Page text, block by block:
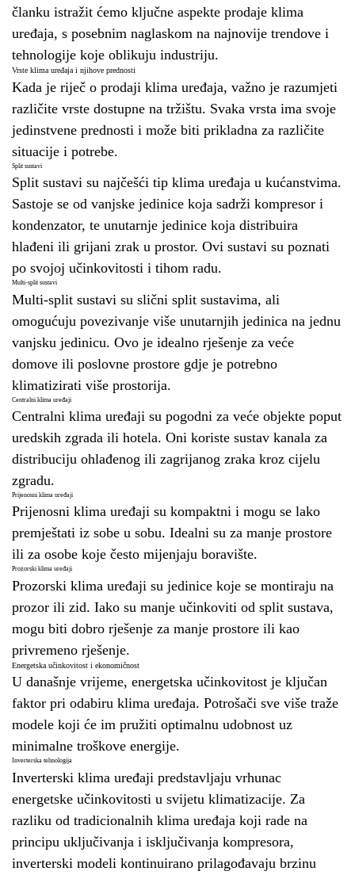
članku istražit ćemo ključne aspekte prodaje klima
uređaja, s posebnim naglaskom na najnovije trendove i
tehnologije koje oblikuju industriju.
Vrste klima uređaja i njihove prednosti
Kada je riječ o prodaji klima uređaja, važno je razumjeti
različite vrste dostupne na tržištu. Svaka vrsta ima svoje
jedinstvene prednosti i može biti prikladna za različite
situacije i potrebe.
Split sustavi
Split sustavi su najčešći tip klima uređaja u kućanstvima.
Sastoje se od vanjske jedinice koja sadrži kompresor i
kondenzator, te unutarnje jedinice koja distribuira
hlađeni ili grijani zrak u prostor. Ovi sustavi su poznati
po svojoj učinkovitosti i tihom radu.
Multi-split sustavi
Multi-split sustavi su slični split sustavima, ali
omogućuju povezivanje više unutarnjih jedinica na jednu
vanjsku jedinicu. Ovo je idealno rješenje za veće
domove ili poslovne prostore gdje je potrebno
klimatizirati više prostorija.
Centralni klima uređaji
Centralni klima uređaji su pogodni za veće objekte poput
uredskih zgrada ili hotela. Oni koriste sustav kanala za
distribuciju ohlađenog ili zagrijanog zraka kroz cijelu
zgradu.
Prijenosni klima uređaji
Prijenosni klima uređaji su kompaktni i mogu se lako
premještati iz sobe u sobu. Idealni su za manje prostore
ili za osobe koje često mijenjaju boravište.
Prozorski klima uređaji
Prozorski klima uređaji su jedinice koje se montiraju na
prozor ili zid. Iako su manje učinkoviti od split sustava,
mogu biti dobro rješenje za manje prostore ili kao
privremeno rješenje.
Energetska učinkovitost i ekonomičnost
U današnje vrijeme, energetska učinkovitost je ključan
faktor pri odabiru klima uređaja. Potrošači sve više traže
modele koji će im pružiti optimalnu udobnost uz
minimalne troškove energije.
Inverterska tehnologija
Inverterski klima uređaji predstavljaju vrhunac
energetske učinkovitosti u svijetu klimatizacije. Za
razliku od tradicionalnih klima uređaja koji rade na
principu uključivanja i isključivanja kompresora,
inverterski modeli kontinuirano prilagođavaju brzinu